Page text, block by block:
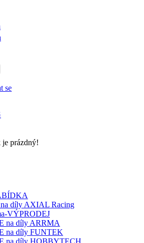
se
prázdný!
díly AXIAL Racing
VÝPRODEJ
na díly ARRMA
na díly FUNTEK
na díly HOBBYTECH